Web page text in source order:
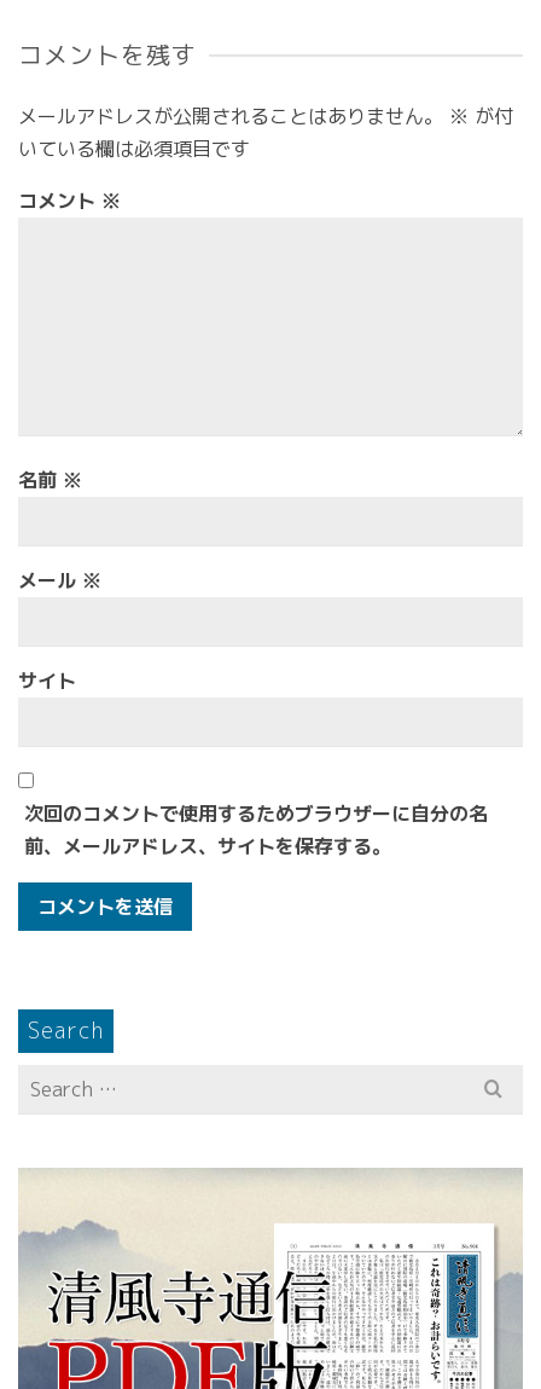
コメントを残す
メールアドレスが公開されることはありません。 ※ が付
いている欄は必須項目です
コメント ※
名前 ※
メール ※
サイト
次回のコメントで使用するためブラウザーに自分の名
前、メールアドレス、サイトを保存する。
Search
Search
for: